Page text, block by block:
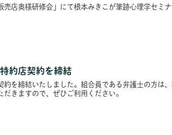
売店奥様研修会」にて根本みきこが筆跡心理学セミ
約店契約を締結
約を締結いたしました。組合員である弁護士の方は
きますので、ぜひご利用ください。